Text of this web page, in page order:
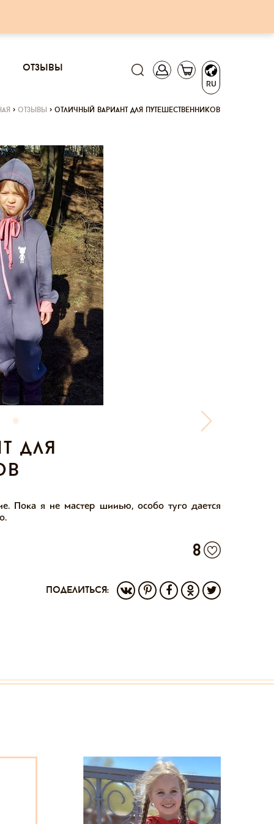
RU
отзывы
> отзывы > отличный вариант для путешественников
для
Пока я не мастер шииью, особо туго дается
8
поделиться: